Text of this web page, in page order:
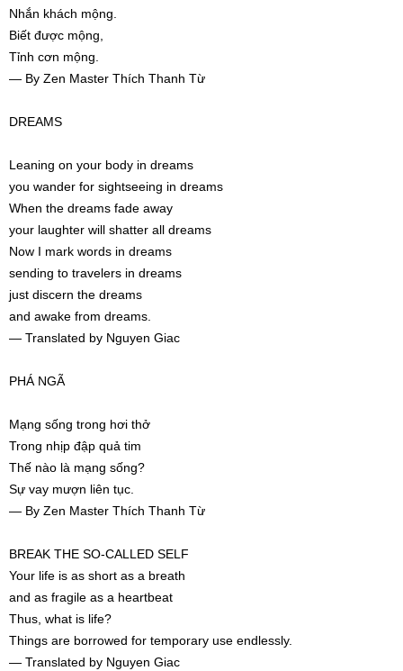
Nhắn khách mộng.
Biết được mộng,
Tỉnh cơn mộng.
— By Zen Master Thích Thanh Từ
DREAMS
Leaning on your body in dreams
you wander for sightseeing in dreams
When the dreams fade away
your laughter will shatter all dreams
Now I mark words in dreams
sending to travelers in dreams
just discern the dreams
and awake from dreams.
— Translated by Nguyen Giac
PHÁ NGÃ
Mạng sống trong hơi thở
Trong nhịp đập quả tim
Thế nào là mạng sống?
Sự vay mượn liên tục.
— By Zen Master Thích Thanh Từ
BREAK THE SO-CALLED SELF
Your life is as short as a breath
and as fragile as a heartbeat
Thus, what is life?
Things are borrowed for temporary use endlessly.
— Translated by Nguyen Giac